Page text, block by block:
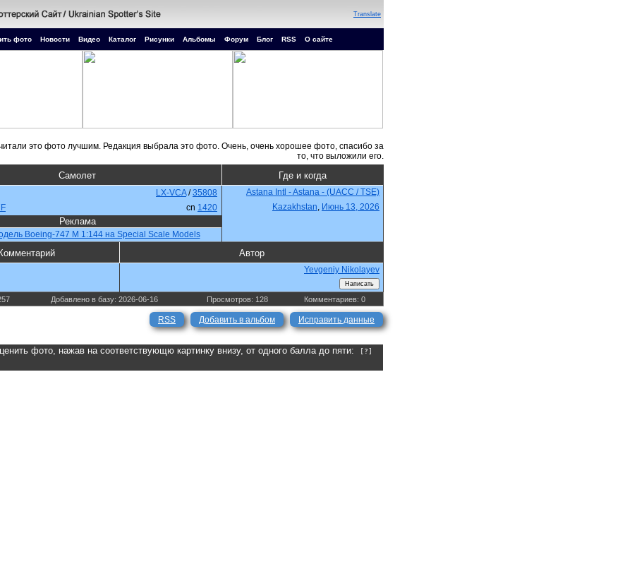
Translate
фото Новости Видео Каталог Рисунки Альбомы Форум Блог RSS О сайте
Самолет Где и когда
LX-VCA/35808
Astana Intl - Astana - (UACC / TSE)
cn 1420 Kazakhstan, Июнь 13, 2026
Реклама
Boeing-747 М 1:144 на Special Scale Models
Комментарий Автор
Yevgeniy Nikolayev
Добавлено в базу: 2026-06-16 Просмотров: 128 Комментариев: 0
RSS Добавить в альбом Исправить данные
фото, нажав на соответствующю картинку внизу, от одного балла до пяти: [?]